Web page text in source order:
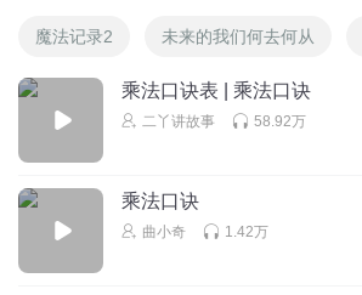
魔法记录2 未来的我们何去何从
乘法口诀表 | 乘法口诀
二丫讲故事 58.92万
乘法口诀
曲小奇 1.42万